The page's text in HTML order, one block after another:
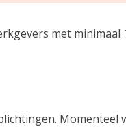
met minimaal
Momenteel